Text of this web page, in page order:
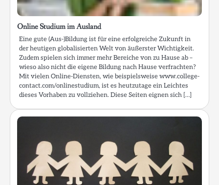
Online Studium im Ausland
Eine gute (Aus-)Bildung ist für eine erfolgreiche Zukunft in
der heutigen globalisierten Welt von äußerster Wichtigkeit.
Zudem spielen sich immer mehr Bereiche von zu Hause ab –
wieso also nicht die eigene Bildung nach Hause verfrachten?
Mit vielen Online-Diensten, wie beispielsweise www.college-
contact.com/onlinestudium, ist es heutzutage ein Leichtes
dieses Vorhaben zu vollziehen. Diese Seiten eignen sich […]